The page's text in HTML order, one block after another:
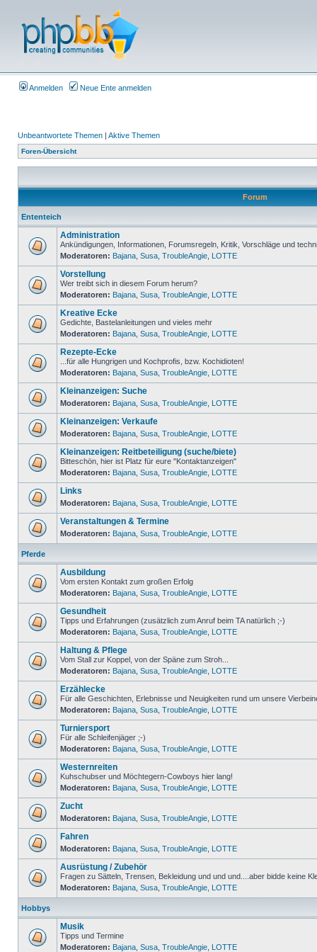
Anmelden Neue Ente anmelden
Unbeantwortete Themen | Aktive Themen
Foren-Übersicht
Forum
Ententeich
Administration
Ankündigungen, Informationen, Forumsregeln, Kritik, Vorschläge und
Moderatoren: Bajana Susa TroubleAngie LOTTE
Vorstellung
Wer treibt sich in diesem Forum herum?
Moderatoren: Bajana Susa TroubleAngie LOTTE
Kreative Ecke
Gedichte, Bastelanleitungen und vieles mehr
Moderatoren: Bajana Susa TroubleAngie LOTTE
Rezepte-Ecke
...für alle Hungrigen und Kochprofis, bzw. Kochidioten!
Moderatoren: Bajana Susa TroubleAngie LOTTE
Kleinanzeigen: Suche
Moderatoren: Bajana Susa TroubleAngie LOTTE
Kleinanzeigen: Verkaufe
Moderatoren: Bajana Susa TroubleAngie LOTTE
Kleinanzeigen: Reitbeteiligung (suche/biete)
Bitteschön, hier ist Platz für eure "Kontaktanzeigen"
Moderatoren: Bajana Susa TroubleAngie LOTTE
Links
Moderatoren: Bajana Susa TroubleAngie LOTTE
Veranstaltungen & Termine
Moderatoren: Bajana Susa TroubleAngie LOTTE
Pferde
Ausbildung
Vom ersten Kontakt zum großen Erfolg
Moderatoren: Bajana Susa TroubleAngie LOTTE
Gesundheit
Tipps und Erfahrungen (zusätzlich zum Anruf beim TA natürlich ;-)
Moderatoren: Bajana Susa TroubleAngie LOTTE
Haltung & Pflege
Vom Stall zur Koppel, von der Späne zum Stroh...
Moderatoren: Bajana Susa TroubleAngie LOTTE
Erzählecke
Für alle Geschichten, Erlebnisse und Neuigkeiten rund um unsere
Moderatoren: Bajana Susa TroubleAngie LOTTE
Turniersport
Für alle Schleifenjäger ;-)
Moderatoren: Bajana Susa TroubleAngie LOTTE
Westernreiten
Kuhschubser und Möchtegern-Cowboys hier lang!
Moderatoren: Bajana Susa TroubleAngie LOTTE
Zucht
Moderatoren: Bajana Susa TroubleAngie LOTTE
Fahren
Moderatoren: Bajana Susa TroubleAngie LOTTE
Ausrüstung / Zubehör
Fragen zu Sätteln, Trensen, Bekleidung und und und....aber bidde keine
Moderatoren: Bajana Susa TroubleAngie LOTTE
Hobbys
Musik
Tipps und Termine
Moderatoren: Bajana Susa TroubleAngie LOTTE